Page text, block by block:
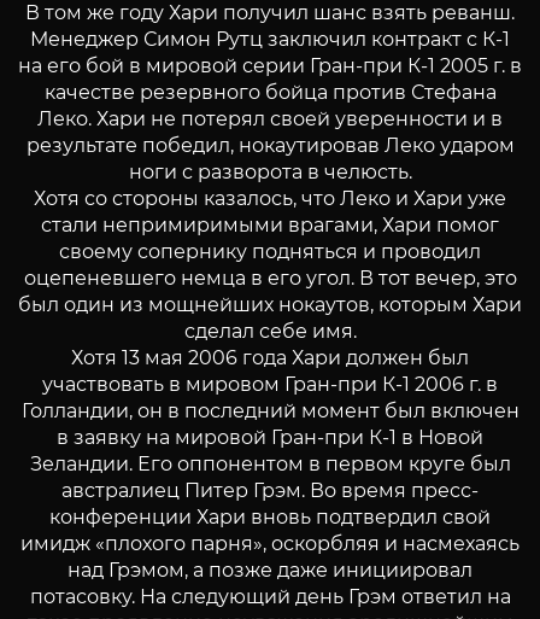
В том же году Хари получил шанс взять реванш.
Менеджер Симон Рутц заключил контракт с К-1
на его бой в мировой серии Гран-при К-1 2005 г. в
качестве резервного бойца против Стефана
Леко. Хари не потерял своей уверенности и в
результате победил, нокаутировав Леко ударом
ноги с разворота в челюсть.
Хотя со стороны казалось, что Леко и Хари уже
стали непримиримыми врагами, Хари помог
своему сопернику подняться и проводил
оцепеневшего немца в его угол. В тот вечер, это
был один из мощнейших нокаутов, которым Хари
сделал себе имя.
Хотя 13 мая 2006 года Хари должен был
участвовать в мировом Гран-при К-1 2006 г. в
Голландии, он в последний момент был включен
в заявку на мировой Гран-при К-1 в Новой
Зеландии. Его оппонентом в первом круге был
австралиец Питер Грэм. Во время пресс-
конференции Хари вновь подтвердил свой
имидж «плохого парня», оскорбляя и насмехаясь
над Грэмом, а позже даже инициировал
потасовку. На следующий день Грэм ответил на